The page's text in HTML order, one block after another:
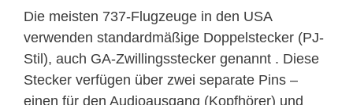
Die meisten 737-Flugzeuge in den USA
verwenden standardmäßige Doppelstecker (PJ-
Stil), auch GA-Zwillingsstecker genannt . Diese
Stecker verfügen über zwei separate Pins –
einen für den Audioausgang (Kopfhörer) und